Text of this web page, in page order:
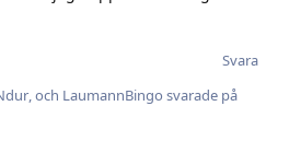
Svara
, och LaumannBingo svarade på